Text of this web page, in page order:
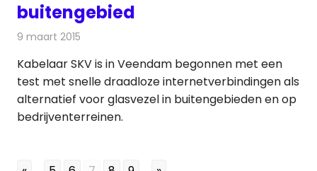
buitengebied
9 maart 2015
Kabelaar SKV is in Veendam begonnen met een
test met snelle draadloze internetverbindingen als
alternatief voor glasvezel in buitengebieden en op
bedrijventerreinen.